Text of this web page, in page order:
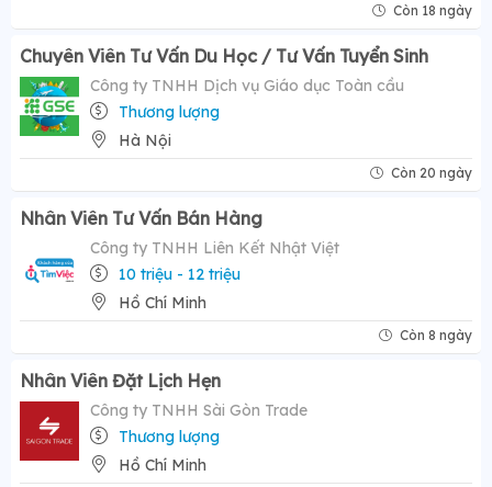
Còn 18 ngày
Chuyên Viên Tư Vấn Du Học / Tư Vấn Tuyển Sinh
Công ty TNHH Dịch vụ Giáo dục Toàn cầu
Thương lượng
Hà Nội
Còn 20 ngày
Nhân Viên Tư Vấn Bán Hàng
Công ty TNHH Liên Kết Nhật Việt
10 triệu - 12 triệu
Hồ Chí Minh
Còn 8 ngày
Nhân Viên Đặt Lịch Hẹn
Công ty TNHH Sài Gòn Trade
Thương lượng
Hồ Chí Minh